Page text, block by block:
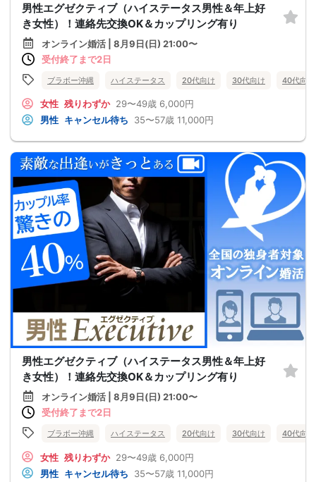
男性エグゼクティブ（ハイステータス男性＆年上好
き女性）！連絡先交換OK＆カップリング有り
オンライン婚活 | 8月9日(日) 21:00〜
受付終了まで2日
ブラボー沖縄 ハイステータス 20代向け 30代向け 40代向け
女性 残りわずか 29〜49歳 6,000円
男性 キャンセル待ち 35〜57歳 11,000円
男性エグゼクティブ（ハイステータス男性＆年上好
き女性）！連絡先交換OK＆カップリング有り
オンライン婚活 | 8月9日(日) 21:00〜
受付終了まで2日
ブラボー沖縄 ハイステータス 20代向け 30代向け 40代向け
女性 残りわずか 29〜49歳 6,000円
男性 キャンセル待ち 35〜57歳 11,000円